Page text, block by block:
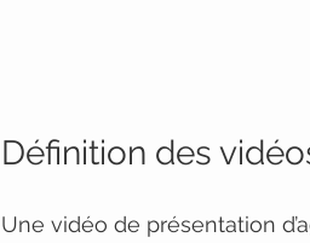
Définition des
Une vidéo de présentation